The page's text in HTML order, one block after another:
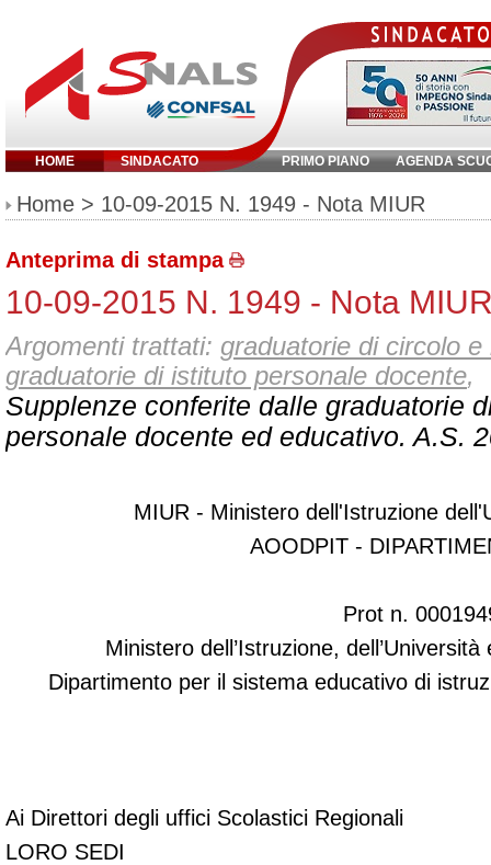
HOME SINDACATO PRIMO PIANO AGENDA
Inserisci parola chiave:
Home > 10-09-2015 N. 1949 - Nota MIUR
Anteprima di stampa
10-09-2015 N. 1949 - Nota
Argomenti trattati: graduatorie di circolo e
graduatorie di istituto personale docente,
Supplenze conferite dalle graduatorie
personale docente ed educativo. A.S.
MIUR - Ministero dell'Istruzione
AOODPIT -
Prot n.
Ministero dell’Istruzione,
Dipartimento per il sistema educativo di
Ai Direttori degli uffici Scolastici Regionali
LORO SEDI